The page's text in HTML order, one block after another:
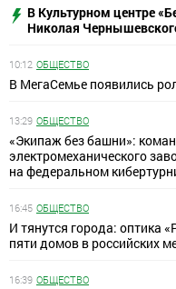
В Культурном центре
Николая
10:12 ОБЩЕСТВО
В МегаСемье появились
13:29 ОБЩЕСТВО
«Экипаж без башни»:
электромеханического
на федеральном
16:45 ОБЩЕСТВО
И тянутся города: оптика
пяти домов в российских
16:39 ОБЩЕСТВО